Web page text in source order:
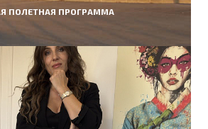
ПОЛЕТНАЯ ПРОГРАММА